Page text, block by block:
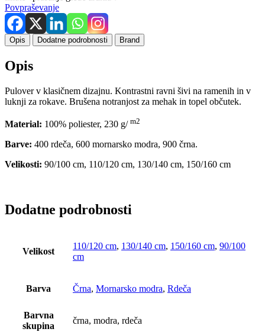
Povpraševanje
Opis Dodatne podrobnosti Brand
Opis
Pulover v klasičnem dizajnu. Kontrastni ravni šivi na ramenih in v
luknji za rokave. Brušena notranjost za mehak in topel občutek.
Material: 100% poliester, 230 g/ m2
Barve: 400 rdeča, 600 mornarsko modra, 900 črna.
Velikosti: 90/100 cm, 110/120 cm, 130/140 cm, 150/160 cm
Dodatne podrobnosti
Velikost
110/120 cm, 130/140 cm, 150/160 cm, 90/100
cm
Barva Črna, Mornarsko modra, Rdeča
Barvna
skupina
črna, modra, rdeča